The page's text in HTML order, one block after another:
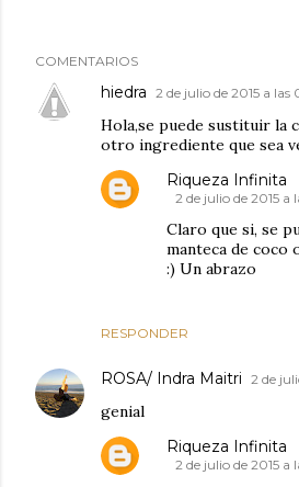
COMENTARIOS
hiedra 2 de julio de 2015 a las
Hola,se puede sustituir la
otro ingrediente que sea
RESPONDER
Riqueza Infinita
2 de julio de 2015 a
Claro que si, se
manteca de coco
:) Un abrazo
ROSA/ Indra Maitri 2 de
genial
Riqueza Infinita
2 de julio de 2015 a